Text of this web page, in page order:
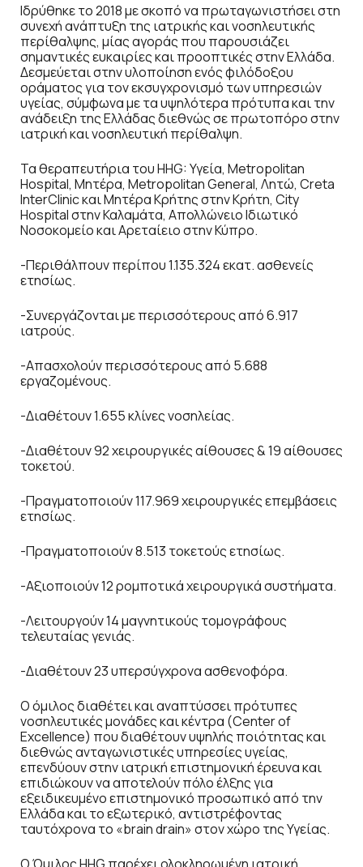
Ιδρύθηκε το 2018 με σκοπό να πρωταγωνιστήσει στη
συνεχή ανάπτυξη της ιατρικής και νοσηλευτικής
περίθαλψης, μίας αγοράς που παρουσιάζει
σημαντικές ευκαιρίες και προοπτικές στην Ελλάδα.
Δεσμεύεται στην υλοποίηση ενός φιλόδοξου
οράματος για τον εκσυγχρονισμό των υπηρεσιών
υγείας, σύμφωνα με τα υψηλότερα πρότυπα και την
ανάδειξη της Ελλάδας διεθνώς σε πρωτοπόρο στην
ιατρική και νοσηλευτική περίθαλψη.
Τα θεραπευτήρια του HHG: Υγεία, Metropolitan
Hospital, Μητέρα, Metropolitan General, Λητώ, Creta
InterClinic και Μητέρα Κρήτης στην Κρήτη, City
Hospital στην Καλαμάτα, Απολλώνειο Ιδιωτικό
Νοσοκομείο και Αρεταίειο στην Κύπρο.
-Περιθάλπουν περίπου 1.135.324 εκατ. ασθενείς
ετησίως.
-Συνεργάζονται με περισσότερους από 6.917
ιατρούς.
-Απασχολούν περισσότερους από 5.688
εργαζομένους.
-Διαθέτουν 1.655 κλίνες νοσηλείας.
-Διαθέτουν 92 χειρουργικές αίθουσες & 19 αίθουσες
τοκετού.
-Πραγματοποιούν 117.969 χειρουργικές επεμβάσεις
ετησίως.
-Πραγματοποιούν 8.513 τοκετούς ετησίως.
-Αξιοποιούν 12 ρομποτικά χειρουργικά συστήματα.
-Λειτουργούν 14 μαγνητικούς τομογράφους
τελευταίας γενιάς.
-Διαθέτουν 23 υπερσύγχρονα ασθενοφόρα.
Ο όμιλος διαθέτει και αναπτύσσει πρότυπες
νοσηλευτικές μονάδες και κέντρα (Center of
Excellence) που διαθέτουν υψηλής ποιότητας και
διεθνώς ανταγωνιστικές υπηρεσίες υγείας,
επενδύουν στην ιατρική επιστημονική έρευνα και
επιδιώκουν να αποτελούν πόλο έλξης για
εξειδικευμένο επιστημονικό προσωπικό από την
Ελλάδα και το εξωτερικό, αντιστρέφοντας
ταυτόχρονα το «brain drain» στον χώρο της Υγείας.